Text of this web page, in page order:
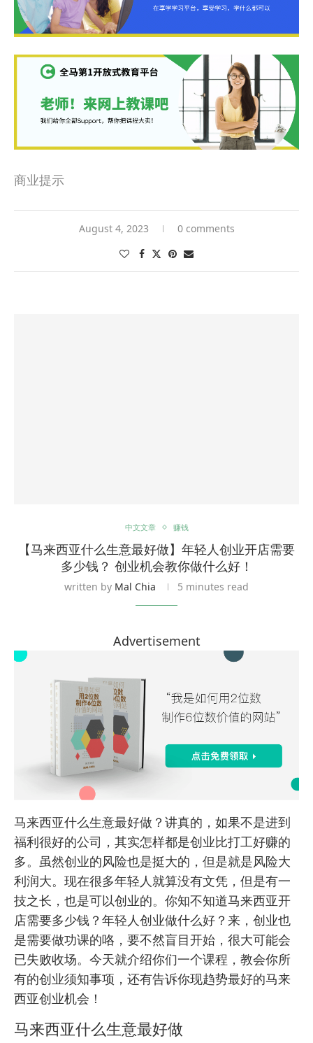
商业提示
August 4, 2023 0 comments
中文文章 赚钱
【马来西亚什么生意最好做】年轻人创业开店需要
多少钱？ 创业机会教你做什么好！
written by Mal Chia 5 minutes read
Advertisement
马来西亚什么生意最好做？讲真的，如果不是进到
福利很好的公司，其实怎样都是创业比打工好赚的
多。虽然创业的风险也是挺大的，但是就是风险大
利润大。现在很多年轻人就算没有文凭，但是有一
技之长，也是可以创业的。你知不知道马来西亚开
店需要多少钱？年轻人创业做什么好？来，创业也
是需要做功课的咯，要不然盲目开始，很大可能会
已失败收场。今天就介绍你们一个课程，教会你所
有的创业须知事项，还有告诉你现趋势最好的马来
西亚创业机会！
马来西亚什么生意最好做